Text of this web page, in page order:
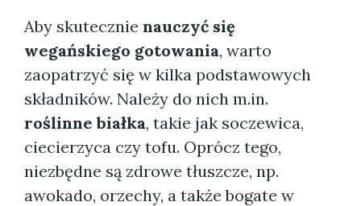
Aby skutecznie nauczyć się
wegańskiego gotowania, warto
zaopatrzyć się w kilka podstawowych
składników. Należy do nich m.in.
roślinne białka, takie jak soczewica,
ciecierzyca czy tofu. Oprócz tego,
niezbędne są zdrowe tłuszcze, np.
awokado, orzechy, a także bogate w